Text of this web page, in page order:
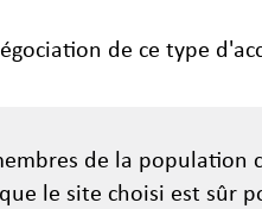
de ce type
de la population
le site choisi est sûr